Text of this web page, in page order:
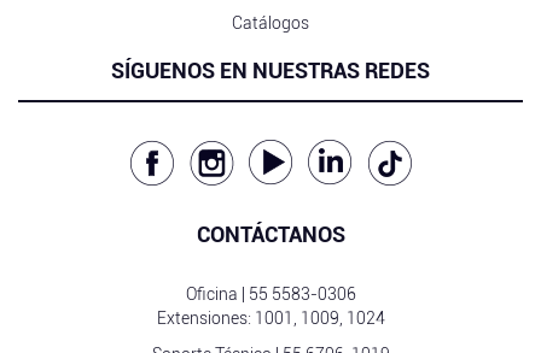
Catálogos
SÍGUENOS EN NUESTRAS REDES
CONTÁCTANOS
Oficina | 55 5583-0306
Extensiones: 1001, 1009, 1024